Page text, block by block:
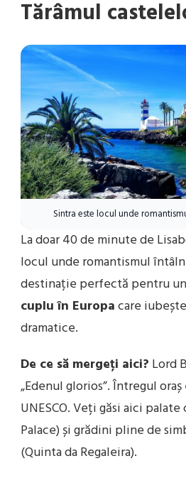
Tărâmul
Sintra este locul unde
La doar 40 de minute de
locul unde romantismul
destinație perfectă pentru un
cuplu în Europacare
dramatice.
De ce să mergeți aici? Lord
„Edenul glorios”. Întregul
UNESCO. Veți găsi aici
Palace) și grădini pline de
(Quinta da Regaleira).